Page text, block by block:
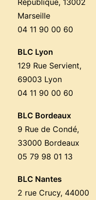
République, 13002
Marseille
04 11 90 00 60
BLC Lyon
129 Rue Servient,
69003 Lyon
04 11 90 00 60
BLC Bordeaux
9 Rue de Condé,
33000 Bordeaux
05 79 98 01 13
BLC Nantes
2 rue Crucy, 44000